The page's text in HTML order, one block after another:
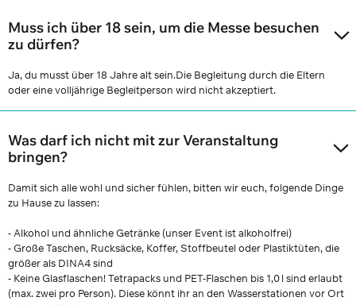
Muss ich über 18 sein, um die Messe besuchen
zu dürfen?
Ja, du musst über 18 Jahre alt sein.Die Begleitung durch die Eltern
oder eine volljährige Begleitperson wird nicht akzeptiert.
Was darf ich nicht mit zur Veranstaltung
bringen?
Damit sich alle wohl und sicher fühlen, bitten wir euch, folgende Dinge
zu Hause zu lassen:
- Alkohol und ähnliche Getränke (unser Event ist alkoholfrei)
- Große Taschen, Rucksäcke, Koffer, Stoffbeutel oder Plastiktüten, die
größer als DINA4 sind
- Keine Glasflaschen! Tetrapacks und PET-Flaschen bis 1,0 l sind erlaubt
(max. zwei pro Person). Diese könnt ihr an den Wasserstationen vor Ort